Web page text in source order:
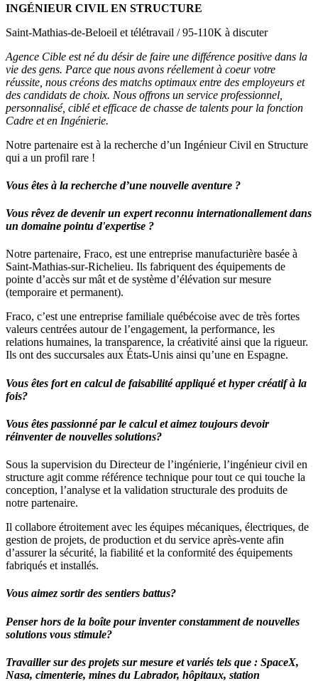
INGÉNIEUR CIVIL EN STRUCTURE
Saint-Mathias-de-Beloeil et télétravail / 95-110K à discuter
Agence Cible est né du désir de faire une différence positive dans la
vie des gens. Parce que nous avons réellement à coeur votre
réussite, nous créons des matchs optimaux entre des employeurs et
des candidats de choix. Nous offrons un service professionnel,
personnalisé, ciblé et efficace de chasse de talents pour la fonction
Cadre et en Ingénierie.
Notre partenaire est à la recherche d’un Ingénieur Civil en Structure
qui a un profil rare !
Vous êtes à la recherche d’une nouvelle aventure ?
Vous rêvez de devenir un expert reconnu internationallement dans
un domaine pointu d'expertise ?
Notre partenaire, Fraco, est une entreprise manufacturière basée à
Saint-Mathias-sur-Richelieu. Ils fabriquent des équipements de
pointe d’accès sur mât et de système d’élévation sur mesure
(temporaire et permanent).
Fraco, c’est une entreprise familiale québécoise avec de très fortes
valeurs centrées autour de l’engagement, la performance, les
relations humaines, la transparence, la créativité ainsi que la rigueur.
Ils ont des succursales aux États-Unis ainsi qu’une en Espagne.
Vous êtes fort en calcul de faisabilité appliqué et hyper créatif à la
fois?
Vous êtes passionné par le calcul et aimez toujours devoir
réinventer de nouvelles solutions?
Sous la supervision du Directeur de l’ingénierie, l’ingénieur civil en
structure agit comme référence technique pour tout ce qui touche la
conception, l’analyse et la validation structurale des produits de
notre partenaire.
Il collabore étroitement avec les équipes mécaniques, électriques, de
gestion de projets, de production et du service après-vente afin
d’assurer la sécurité, la fiabilité et la conformité des équipements
fabriqués et installés.
Vous aimez sortir des sentiers battus?
Penser hors de la boîte pour inventer constamment de nouvelles
solutions vous stimule?
Travailler sur des projets sur mesure et variés tels que : SpaceX,
Nasa, cimenterie, mines du Labrador, hôpitaux, station